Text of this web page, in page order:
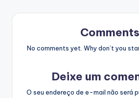
Comments
No comments yet. Why don’t you
Deixe um
O seu endereço de e-mail não será